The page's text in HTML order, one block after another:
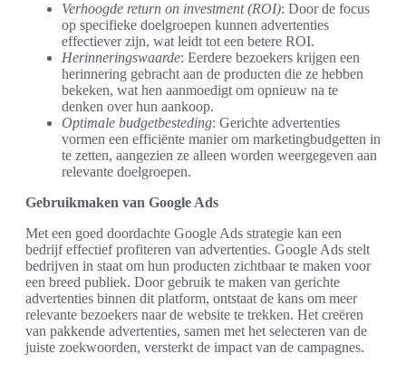
Verhoogde return on investment (ROI): Door de focus
op specifieke doelgroepen kunnen advertenties
effectiever zijn, wat leidt tot een betere ROI.
Herinneringswaarde: Eerdere bezoekers krijgen een
herinnering gebracht aan de producten die ze hebben
bekeken, wat hen aanmoedigt om opnieuw na te
denken over hun aankoop.
Optimale budgetbesteding: Gerichte advertenties
vormen een efficiënte manier om marketingbudgetten in
te zetten, aangezien ze alleen worden weergegeven aan
relevante doelgroepen.
Gebruikmaken van Google Ads
Met een goed doordachte Google Ads strategie kan een
bedrijf effectief profiteren van advertenties. Google Ads stelt
bedrijven in staat om hun producten zichtbaar te maken voor
een breed publiek. Door gebruik te maken van gerichte
advertenties binnen dit platform, ontstaat de kans om meer
relevante bezoekers naar de website te trekken. Het creëren
van pakkende advertenties, samen met het selecteren van de
juiste zoekwoorden, versterkt de impact van de campagnes.